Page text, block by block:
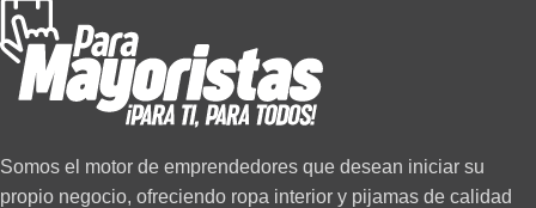
Somos el motor de emprendedores que desean iniciar su
propio negocio, ofreciendo ropa interior y pijamas de calidad